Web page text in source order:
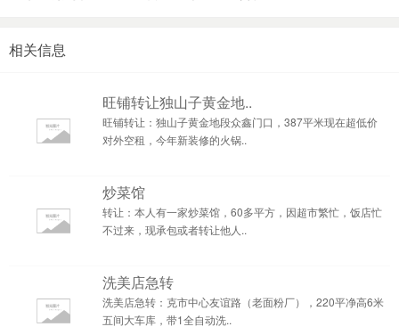
相关信息
旺铺转让独山子黄金地..
旺铺转让：独山子黄金地段众鑫门口，387平米现在超低价
对外空租，今年新装修的火锅..
炒菜馆
转让：本人有一家炒菜馆，60多平方，因超市繁忙，饭店忙
不过来，现承包或者转让他人..
洗美店急转
洗美店急转：克市中心友谊路（老面粉厂），220平净高6米
五间大车库，带1全自动洗..